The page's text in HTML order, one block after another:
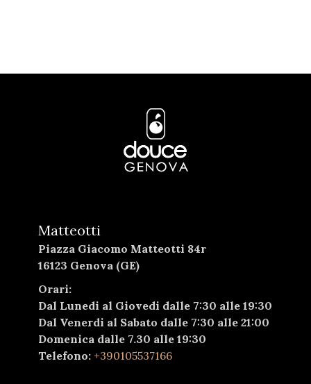
Matteotti
Piazza Giacomo Matteotti 84r
16123 Genova (GE)
Orari:
Dal Lunedi al Giovedi dalle 7:30 alle 19:30
Dal Venerdi al Sabato dalle 7:30 alle 21:00
Domenica dalle 7.30 alle 19:30
Telefono: +390105537166